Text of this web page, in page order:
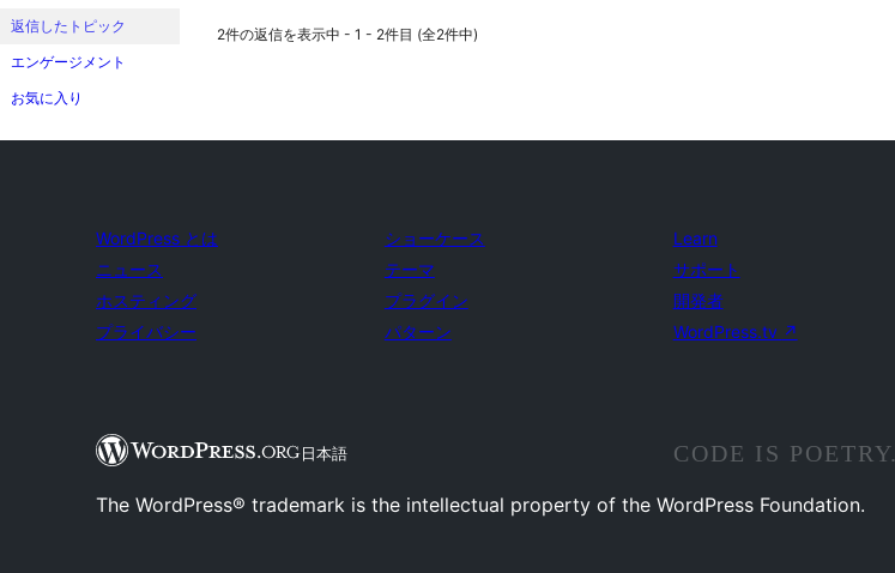
返信したトピック
エンゲージメント
お気に入り
2件の返信を表示中 - 1 - 2件目 (全2件中)
WordPress とは
ニュース
ホスティング
プライバシー
ショーケース
テーマ
プラグイン
パターン
Learn
サポート
開発者
WordPress.tv ↗
日本語 CODE IS POETRY.
The WordPress® trademark is the intellectual property of the WordPress Foundation.